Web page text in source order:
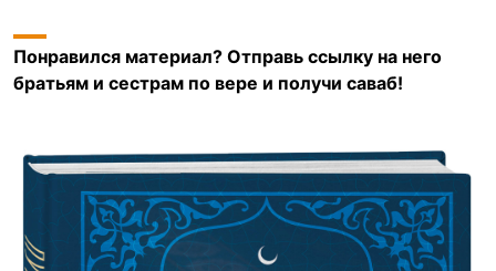
Понравился материал? Отправь ссылку на него
братьям и сестрам по вере и получи саваб!